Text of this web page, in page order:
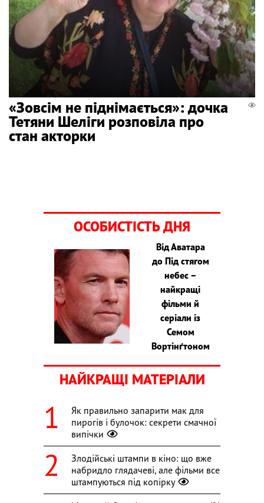
«Зовсім не піднімається»: дочка
Тетяни Шеліги розповіла про
стан акторки
ОСОБИСТІСТЬ ДНЯ
Від Аватара
до Під стягом
небес –
найкращі
фільми й
серіали із
Семом
Вортінґтоном
НАЙКРАЩІ МАТЕРІАЛИ
Як правильно запарити мак для
пирогів і булочок: секрети смачної
випічки
Злодійські штампи в кіно: що вже
набридло глядачеві, але фільми все
штампуються під копірку